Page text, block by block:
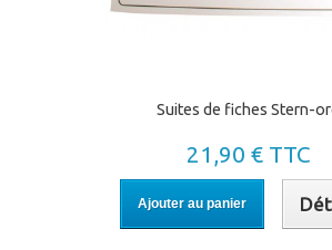
Suites de fiches Stern-
21,90 € TTC
Ajouter au panier